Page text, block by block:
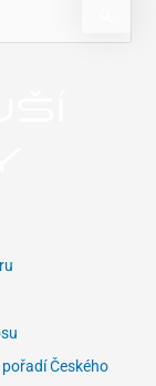
Českého